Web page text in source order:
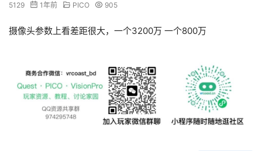
5129 1年前 PICO 905
摄像头参数上看差距很大，一个3200万 一个800万